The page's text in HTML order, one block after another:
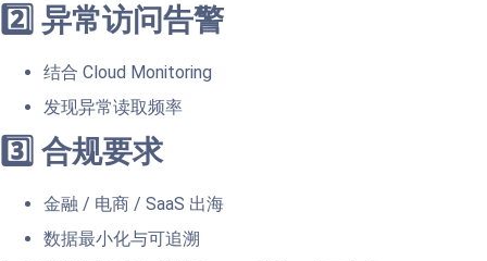
2️⃣ 异常访问告警
结合 Cloud Monitoring
发现异常读取频率
3️⃣ 合规要求
金融 / 电商 / SaaS 出海
数据最小化与可追溯